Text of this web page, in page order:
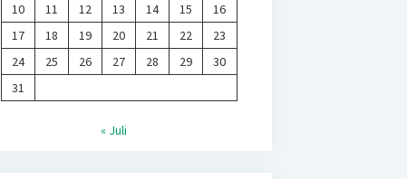
10
11 12 13 14 15
16
17
18 19 20 21 22
23
24
25 26 27 28 29
30
31
« Juli